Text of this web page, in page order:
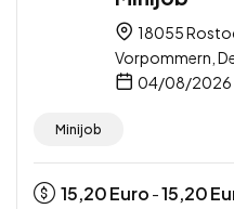
18055
Vorpommern,
04/08/2026
Minijob
15,20Euro -15,20